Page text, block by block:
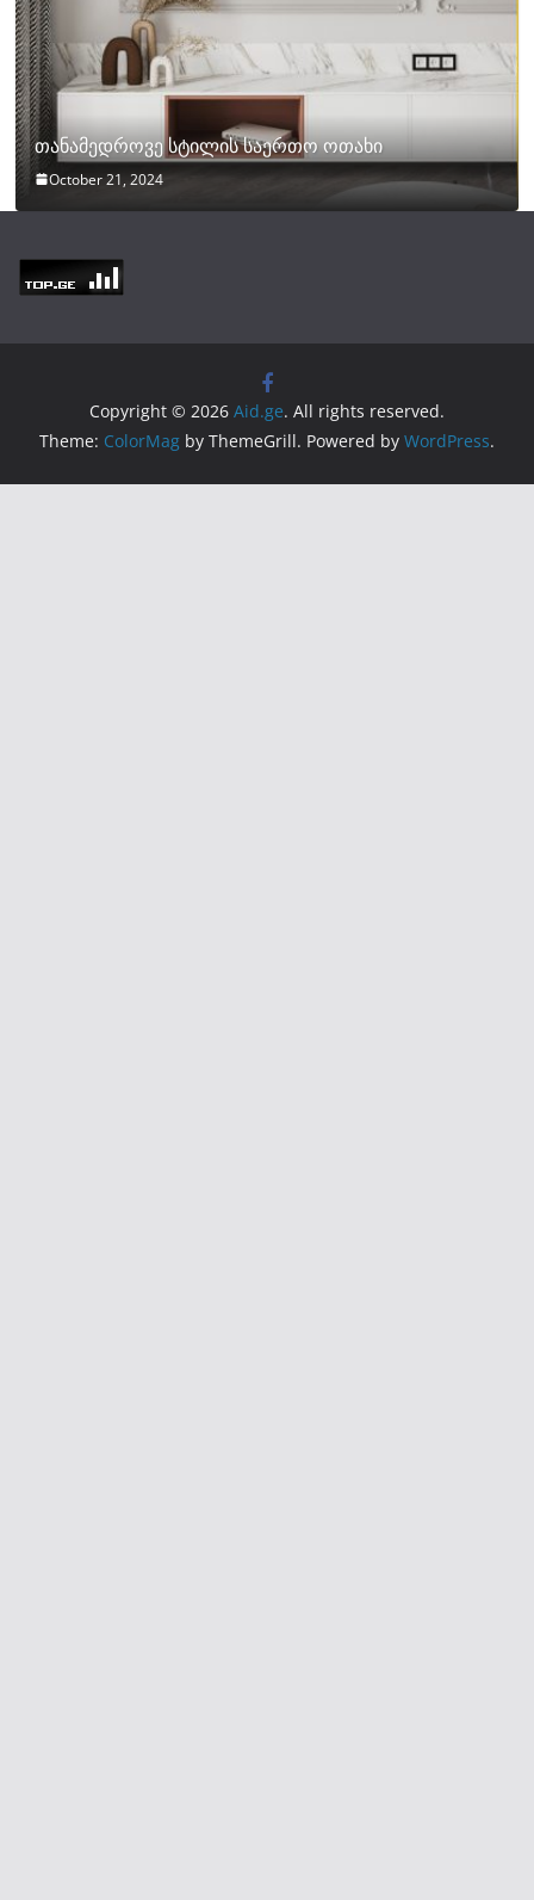
თანამედროვე სტილის საერთო ოთახი
October 21, 2024
Copyright © 2026 Aid.ge. All rights reserved.
Theme: ColorMag by ThemeGrill. Powered by WordPress.